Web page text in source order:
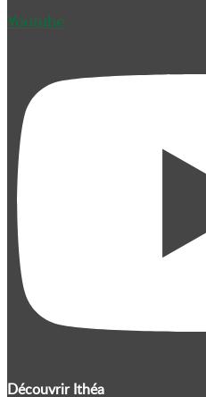
Youtube
Découvrir Ithéa